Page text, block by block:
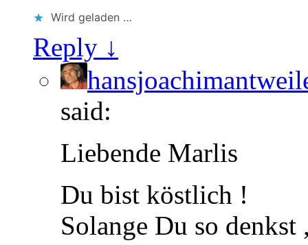
Wird geladen …
Reply ↓
said:
Liebende Marlis
Du bist köstlich !
Solange Du so